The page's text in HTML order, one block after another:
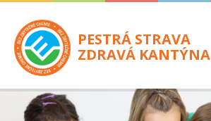
PESTRÁ STRAVA
ZDRAVÁ KANTÝNA